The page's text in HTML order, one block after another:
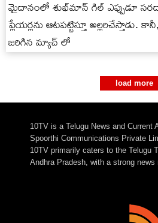
మైదానంలో శుభ్‌మాన్ గిల్ ఎప్పుడూ
ప్లేయర్లను ఆటపట్టిస్తూ
జరిగిన మ్యాచ్ లో
load more
10TV is a Telugu News and Current
Spoorthi Communications Private
10TV primarily caters to the Telugu
Andhra Pradesh, with a strong news